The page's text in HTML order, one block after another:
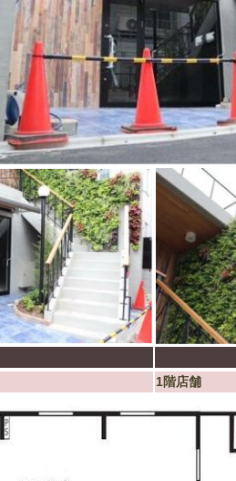
1階店舗